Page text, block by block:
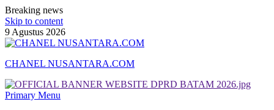
Breaking news
Skip to content
9 Agustus 2026
CHANEL NUSANTARA.COM
Primary Menu